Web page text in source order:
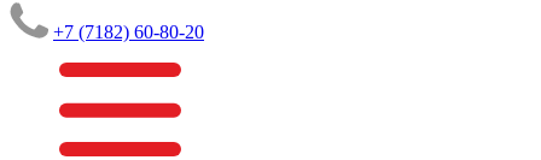
+7 (7182) 60-80-20